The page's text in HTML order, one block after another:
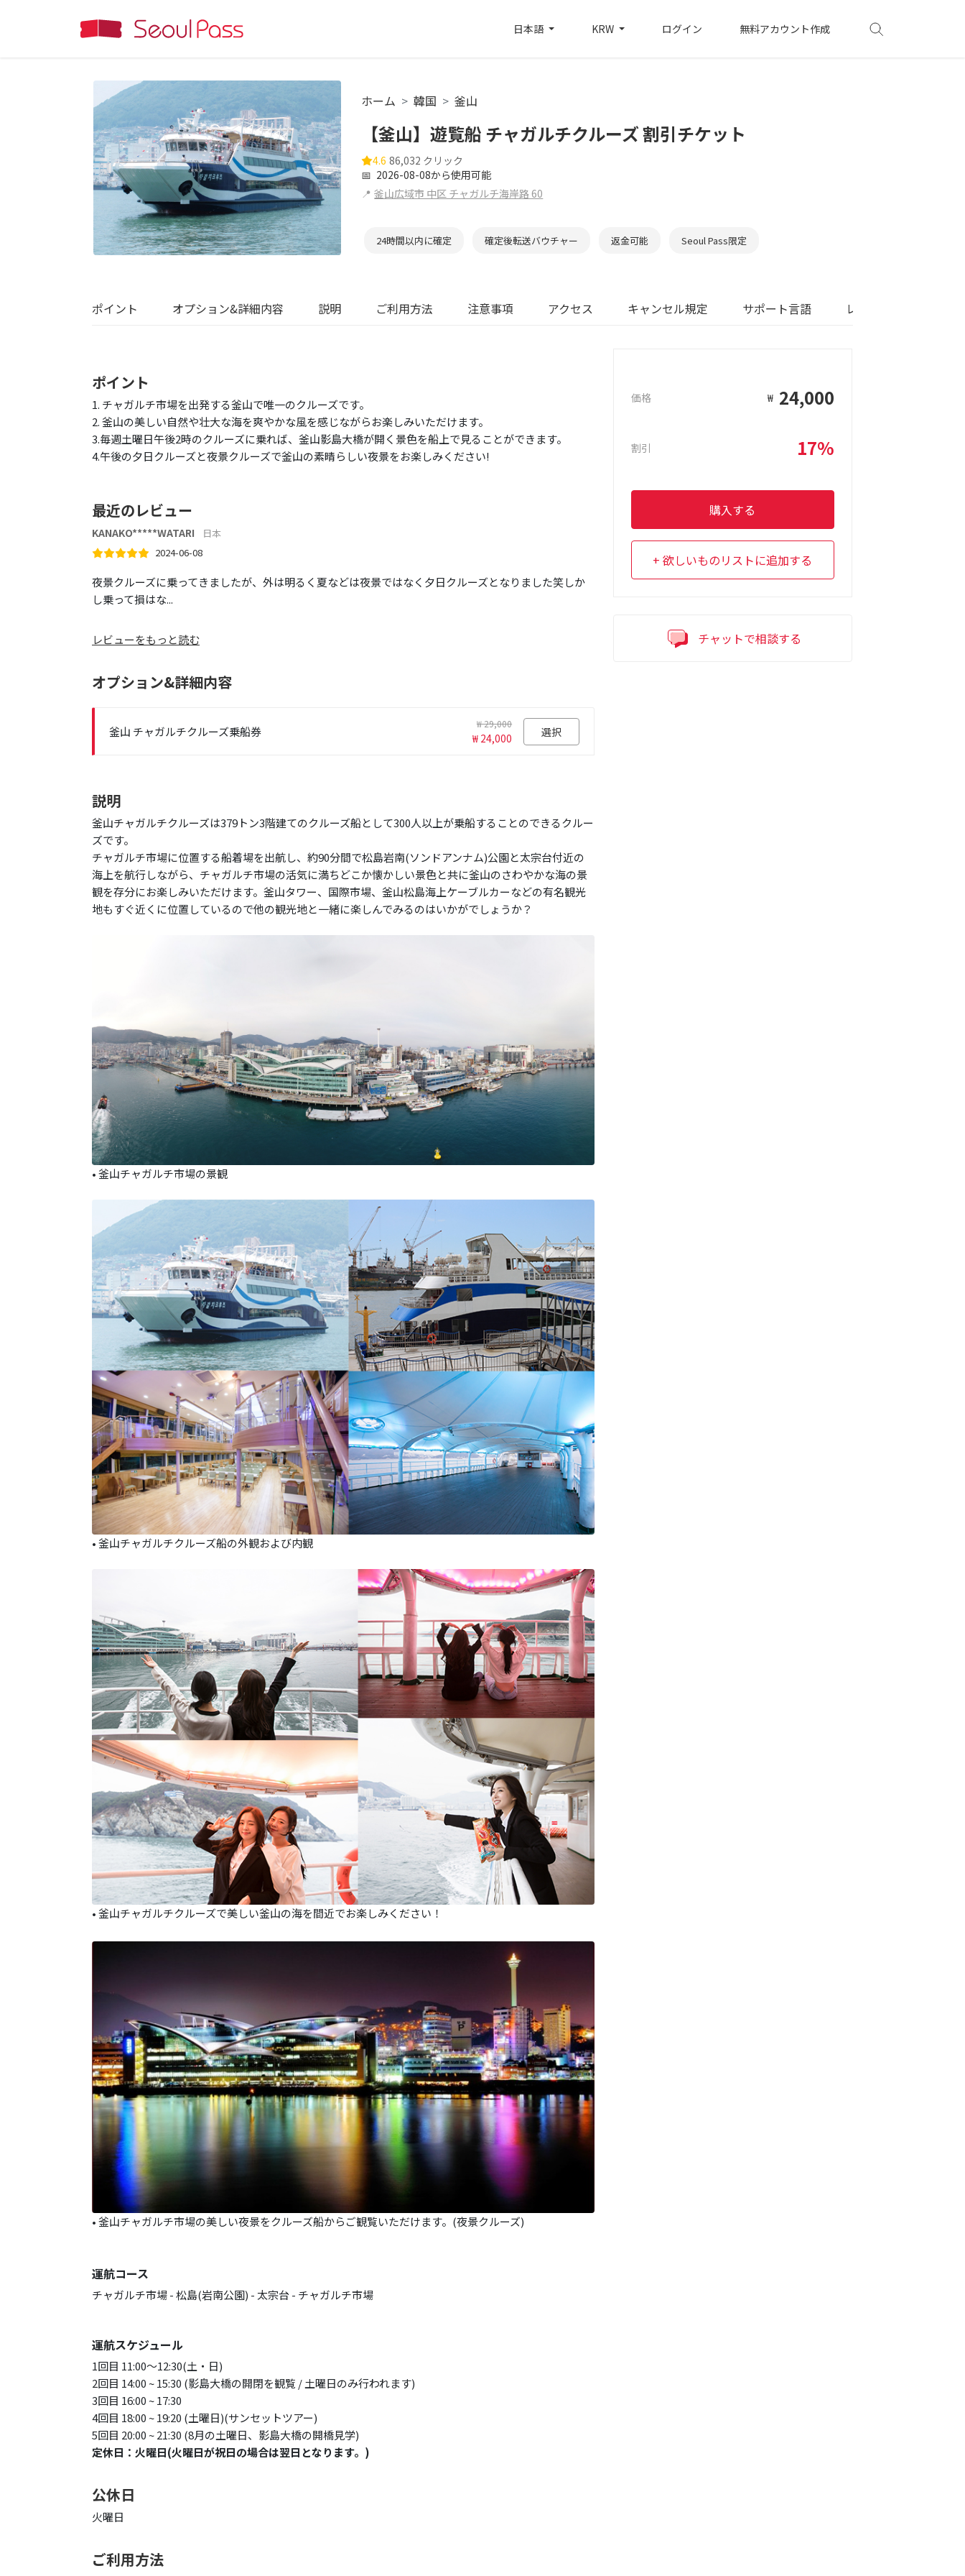
日本語 KRW ログイン 無料アカウント作成
ホーム 韓国 釜山
【釜山】遊覧船 チャガルチクルーズ 割引チケット
4.6 86,032 クリック
📅 2026-08-08から使用可能
📍 釜山広域市 中区 チャガルチ海岸路 60
24時間以内に確定 確定後転送バウチャー 返金可能 Seoul Pass限定
ポイント オプション&詳細内容 説明 ご利用方法 注意事項 アクセス キャンセル規定 サポート言語 レビュー
ポイント
1. チャガルチ市場を出発する釜山で唯一のクルーズです。
2. 釜山の美しい自然や壮大な海を爽やかな風を感じながらお楽しみいただけます。
3.毎週土曜日午後2時のクルーズに乗れば、釜山影島大橋が開く景色を船上で見ることができます。
4.午後の夕日クルーズと夜景クルーズで釜山の素晴らしい夜景をお楽しみください!
最近のレビュー
KANAKO*****WATARI
日本
2024-06-08
夜景クルーズに乗ってきましたが、外は明るく夏などは夜景ではなく夕日クルーズとなりました笑しか
し乗って損はな...
レビューをもっと読む
オプション&詳細内容
釜山 チャガルチクルーズ乗船券 ₩ 29,000
₩ 24,000 選択
説明
釜山チャガルチクルーズは379トン3階建てのクルーズ船として300人以上が乗船することのできるクルー
ズです。
チャガルチ市場に位置する船着場を出航し、約90分間で松島岩南(ソンドアンナム)公園と太宗台付近の
海上を航行しながら、チャガルチ市場の活気に満ちどこか懐かしい景色と共に釜山のさわやかな海の景
観を存分にお楽しみいただけます。釜山タワー、国際市場、釜山松島海上ケーブルカーなどの有名観光
地もすぐ近くに位置しているので他の観光地と一緒に楽しんでみるのはいかがでしょうか？
• 釜山チャガルチ市場の景観
• 釜山チャガルチクルーズ船の外観および内観
• 釜山チャガルチクルーズで美しい釜山の海を間近でお楽しみください！
• 釜山チャガルチ市場の美しい夜景をクルーズ船からご観覧いただけます。(夜景クルーズ)
運航コース
チャガルチ市場 - 松島(岩南公園) - 太宗台 - チャガルチ市場
運航スケジュール
1回目 11:00〜12:30(土・日)
2回目 14:00 ~ 15:30 (影島大橋の開閉を観覧 / 土曜日のみ行われます)
3回目 16:00 ~ 17:30
4回目 18:00 ~ 19:20 (土曜日)(サンセットツアー)
5回目 20:00 ~ 21:30 (8月の土曜日、影島大橋の開橋見学)
定休日：火曜日(火曜日が祝日の場合は翌日となります。)
公休日
火曜日
ご利用方法
価格 ₩ 24,000
割引 17%
購入する
欲しいものリストに追加する
チャットで相談する